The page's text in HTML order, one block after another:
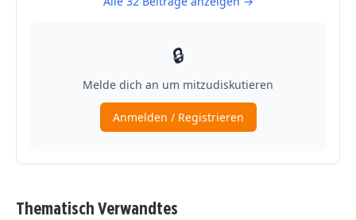
Thematisch Verwandtes